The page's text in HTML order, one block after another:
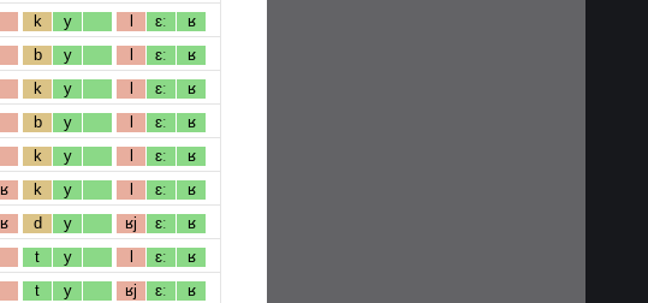
k y l ɛː ʁ
b y l ɛː ʁ
k y l ɛː ʁ
b y l ɛː ʁ
k y l ɛː ʁ
ʁ k y l ɛː ʁ
ʁ d y ʁj ɛː ʁ
t y l ɛː ʁ
t y ʁj ɛː ʁ